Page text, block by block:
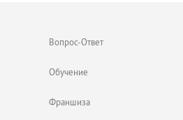
Вопрос-Ответ
Обучение
Франшиза